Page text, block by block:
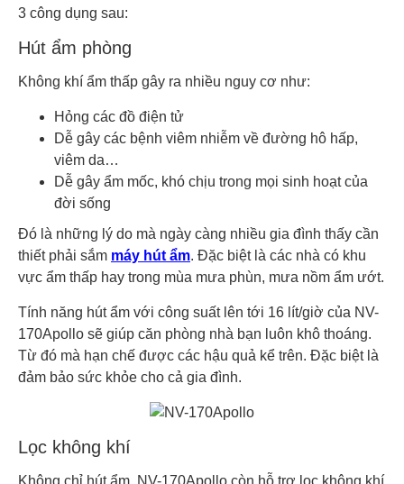
3 công dụng sau:
Hút ẩm phòng
Không khí ẩm thấp gây ra nhiều nguy cơ như:
Hỏng các đồ điện tử
Dễ gây các bệnh viêm nhiễm về đường hô hấp,
viêm da…
Dễ gây ẩm mốc, khó chịu trong mọi sinh hoạt của
đời sống
Đó là những lý do mà ngày càng nhiều gia đình thấy cần
thiết phải sắm máy hút ẩm. Đặc biệt là các nhà có khu
vực ẩm thấp hay trong mùa mưa phùn, mưa nồm ẩm ướt.
Tính năng hút ẩm với công suất lên tới 16 lít/giờ của NV-
170Apollo sẽ giúp căn phòng nhà bạn luôn khô thoáng.
Từ đó mà hạn chế được các hậu quả kể trên. Đặc biệt là
đảm bảo sức khỏe cho cả gia đình.
Lọc không khí